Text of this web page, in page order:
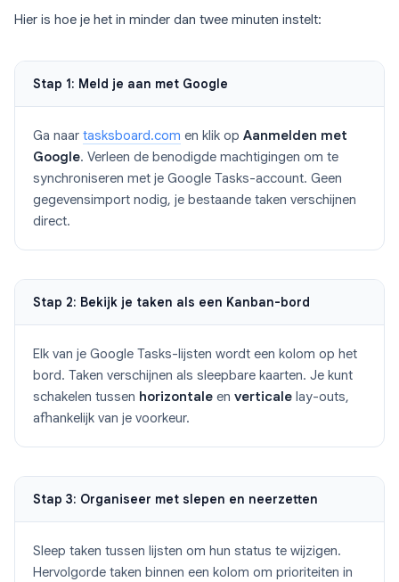
Hier is hoe je het in minder dan twee minuten instelt:
Stap 1: Meld je aan met Google
Ga naar tasksboard.com en klik op Aanmelden met
Google. Verleen de benodigde machtigingen om te
synchroniseren met je Google Tasks-account. Geen
gegevensimport nodig, je bestaande taken verschijnen
direct.
Stap 2: Bekijk je taken als een Kanban-bord
Elk van je Google Tasks-lijsten wordt een kolom op het
bord. Taken verschijnen als sleepbare kaarten. Je kunt
schakelen tussen horizontale en verticale lay-outs,
afhankelijk van je voorkeur.
Stap 3: Organiseer met slepen en neerzetten
Sleep taken tussen lijsten om hun status te wijzigen.
Hervolgorde taken binnen een kolom om prioriteiten in